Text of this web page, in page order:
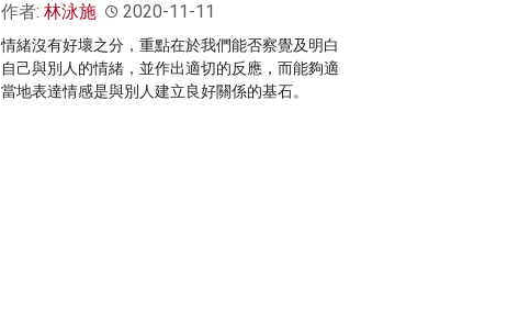
作者: 林泳施 2020-11-11
情緒沒有好壞之分，重點在於我們能否察覺及明白
自己與別人的情緒，並作出適切的反應，而能夠適
當地表達情感是與別人建立良好關係的基石。